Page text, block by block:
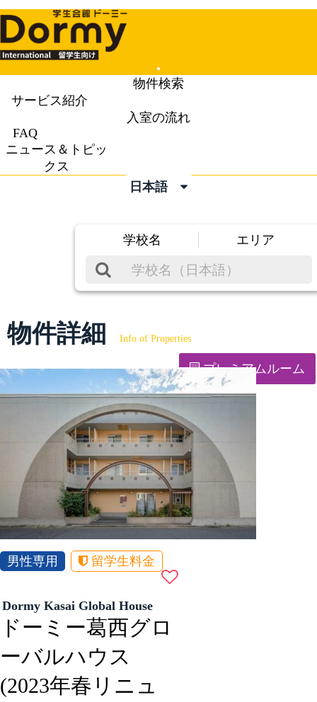
Mobile
Menu
物件検索
サービス紹介
入室の流れ
FAQ
ニュース＆トピッ
クス
日本語
学校名 エリア
物件詳細 Info of Properties
プレミアムルーム
男性専用 留学生料金
Dormy Kasai Global House
ドーミー葛西グロ
ーバルハウス
(2023年春リニュ